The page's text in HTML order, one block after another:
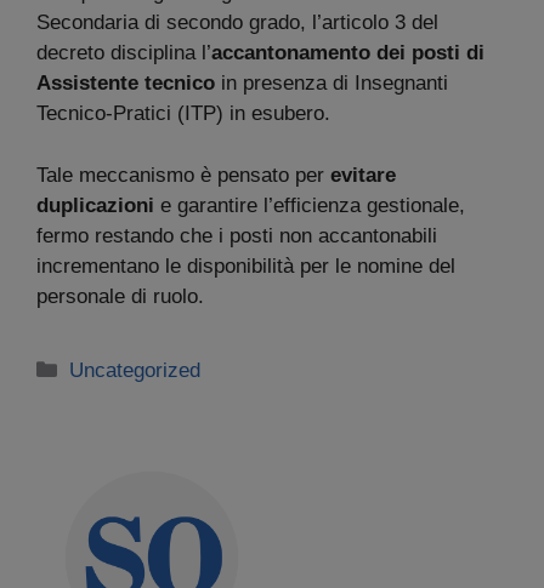
Secondaria di secondo grado, l’articolo 3 del
decreto disciplina l’accantonamento dei posti di
Assistente tecnico in presenza di Insegnanti
Tecnico-Pratici (ITP) in esubero.
Tale meccanismo è pensato per evitare
duplicazioni e garantire l’efficienza gestionale,
fermo restando che i posti non accantonabili
incrementano le disponibilità per le nomine del
personale di ruolo.
Categorie
Uncategorized